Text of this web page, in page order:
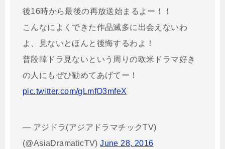
後16時から最後の再放送始まるよー！！
こんなによくできた作品滅多に出会えないわ
よ、見ないとほんと後悔するわよ！
普段韓ドラ見ないという周りの欧米ドラマ好き
の人にもぜひ勧めてあげてー！
pic.twitter.com/gLmfO3mfeX
— アジドラ(アジアドラマチックTV)
(@AsiaDramaticTV)June 28, 2016